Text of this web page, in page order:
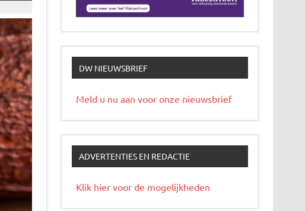
DW NIEUWSBRIEF
Meld u nu aan voor onze nieuwsbrief
ADVERTENTIES EN REDACTIE
Klik hier voor de mogelijkheden